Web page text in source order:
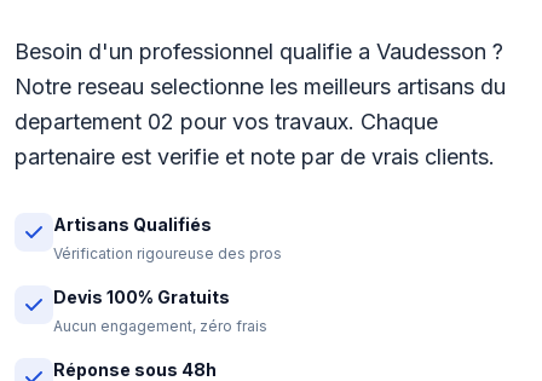
Besoin d'un professionnel qualifie a Vaudesson ?
Notre reseau selectionne les meilleurs artisans du
departement 02 pour vos travaux. Chaque
partenaire est verifie et note par de vrais clients.
Artisans Qualifiés
Vérification rigoureuse des pros
Devis 100% Gratuits
Aucun engagement, zéro frais
Réponse sous 48h